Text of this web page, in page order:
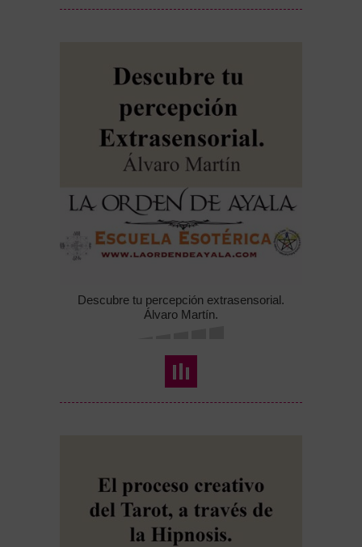
Descubre tu percepción extrasensorial.
Álvaro Martín.